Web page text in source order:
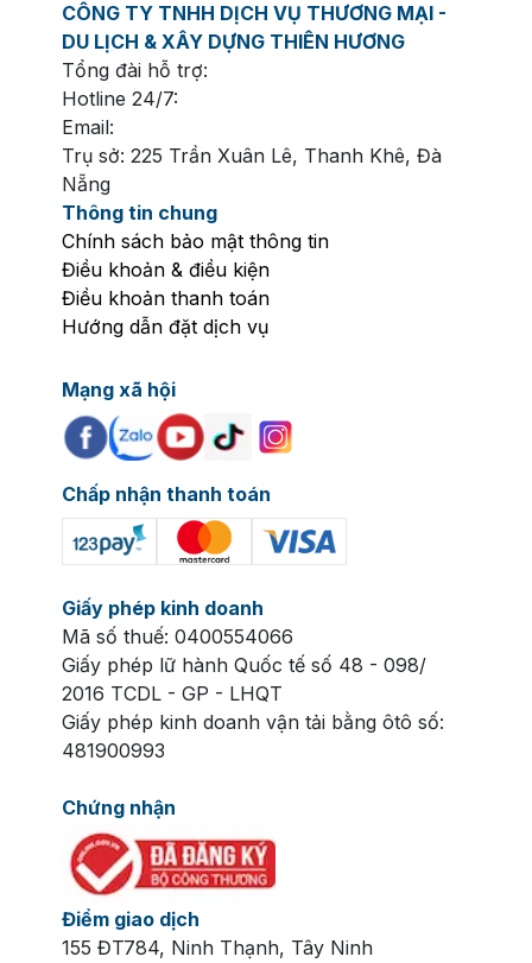
CÔNG TY TNHH DỊCH VỤ THƯƠNG MẠI -
DU LỊCH & XÂY DỰNG THIÊN HƯƠNG
Tổng đài hỗ trợ:
Hotline 24/7:
Email:
Trụ sở: 225 Trần Xuân Lê, Thanh Khê, Đà
Nẵng
Thông tin chung
Chính sách bảo mật thông tin
Điều khoản & điều kiện
Điều khoản thanh toán
Hướng dẫn đặt dịch vụ
Mạng xã hội
Chấp nhận thanh toán
Giấy phép kinh doanh
Mã số thuế: 0400554066
Giấy phép lữ hành Quốc tế số 48 - 098/
2016 TCDL - GP - LHQT
Giấy phép kinh doanh vận tải bằng ôtô số:
481900993
Chứng nhận
Điểm giao dịch
155 ĐT784, Ninh Thạnh, Tây Ninh